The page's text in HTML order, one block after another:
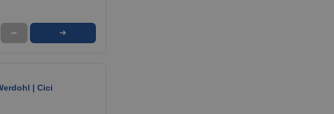
➦ ➜
| Cici